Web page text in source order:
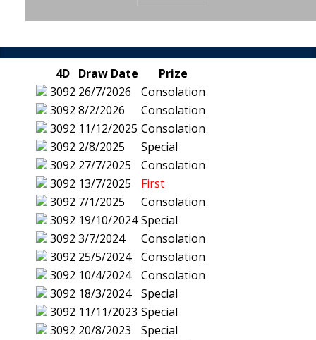
4D Draw Date
Prize
3092 26/7/2026
Consolation
3092 8/2/2026
Consolation
3092 11/12/2025 Consolation
3092 2/8/2025
Special
3092 27/7/2025
Consolation
3092 13/7/2025
First
3092 7/1/2025
Consolation
3092 19/10/2024 Special
3092 3/7/2024
Consolation
3092 25/5/2024
Consolation
3092 10/4/2024
Consolation
3092 18/3/2024
Special
3092 11/11/2023 Special
3092 20/8/2023
Special